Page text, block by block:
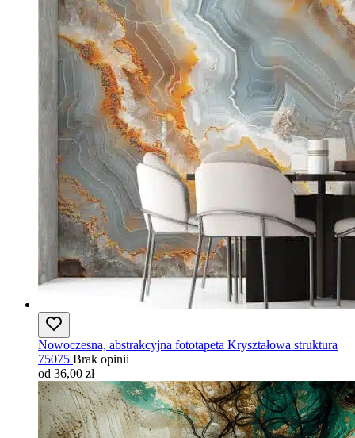
Nowoczesna, abstrakcyjna fototapeta Kryształowa struktura
75075 Brak opinii
od 36,00 zł